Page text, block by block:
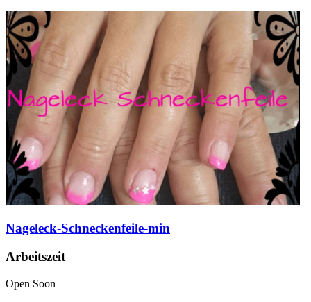
Nageleck-Schneckenfeile-min
Arbeitszeit
Open Soon